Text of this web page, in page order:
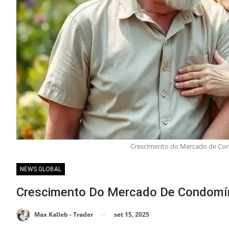
Crescimento do Mercado de
NEWS GLOBAL
Crescimento Do Mercado De
Max Kalleb - Trader set 15, 2025